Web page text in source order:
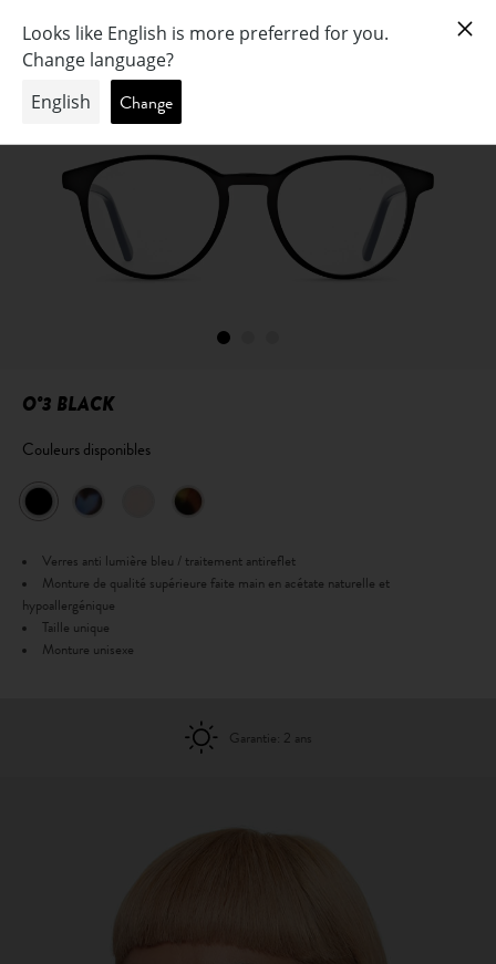
O°3 BLACK
Couleurs disponibles
Verres anti lumière bleu / traitement antireflet
Monture de qualité supérieure faite main en acétate naturelle et
hypoallergénique
Taille unique
Monture unisexe
Garantie: 2 ans